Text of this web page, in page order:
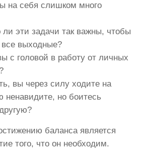
на себя слишком много
ли эти задачи так важны, чтобы
все выходные?
с головой в работу от личных
вы через силу ходите на
ненавидите, но боитесь
баланса является
того, что он необходим.